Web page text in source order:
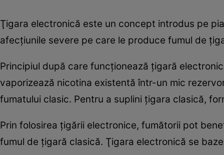
Ţigara electronică este un concept introdus pe
afecţiunile severe pe care le produce fumul de
Principiul după care funcţionează ţigară
vaporizează nicotina existentă într-un mic
fumatului clasic. Pentru a suplini ţigara clasică,
Prin folosirea ţigării electronice, fumătorii pot
fumul de ţigară clasică. Ţigara electronică se